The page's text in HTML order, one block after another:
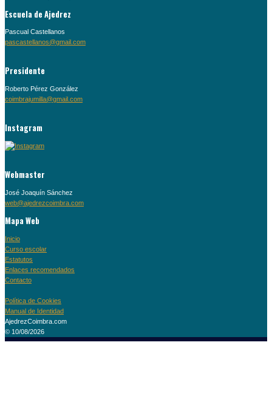
Escuela de Ajedrez
Pascual Castellanos
pascastellanos@gmail.com
Presidente
Roberto Pérez González
coimbrajumilla@gmail.com
Instagram
Webmaster
José Joaquín Sánchez
web@ajedrezcoimbra.com
Mapa Web
Inicio
Curso escolar
Estatutos
Enlaces recomendados
Contacto
Política de Cookies
Manual de Identidad
AjedrezCoimbra.com
© 10/08/2026